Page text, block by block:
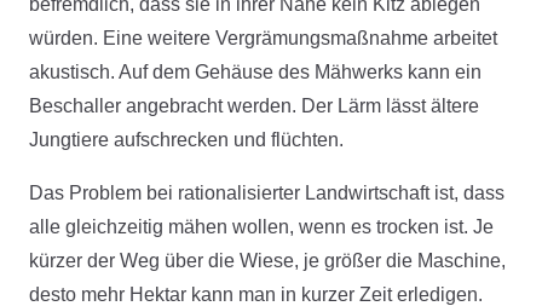
befremdlich, dass sie in ihrer Nähe kein Kitz ablegen
würden. Eine weitere Vergrämungsmaßnahme arbeitet
akustisch. Auf dem Gehäuse des Mähwerks kann ein
Beschaller angebracht werden. Der Lärm lässt ältere
Jungtiere aufschrecken und flüchten.
Das Problem bei rationalisierter Landwirtschaft ist, dass
alle gleichzeitig mähen wollen, wenn es trocken ist. Je
kürzer der Weg über die Wiese, je größer die Maschine,
desto mehr Hektar kann man in kurzer Zeit erledigen.